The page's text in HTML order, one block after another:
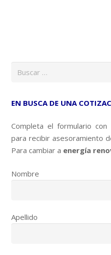
EN BUSCA DE UNA
Completa el formulario
para recibir asesoramiento
Para cambiar a energía
Nombre
Apellido